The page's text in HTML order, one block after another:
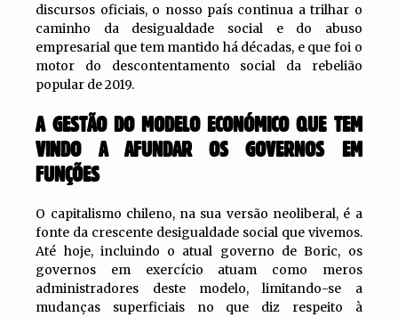
discursos oficiais, o nosso país continua a trilhar o
caminho da desigualdade social e do abuso
empresarial que tem mantido há décadas, e que foi o
motor do descontentamento social da rebelião
popular de 2019.
A GESTÃO DO MODELO ECONÓMICO QUE TEM
VINDO A AFUNDAR OS GOVERNOS EM
FUNÇÕES
O capitalismo chileno, na sua versão neoliberal, é a
fonte da crescente desigualdade social que vivemos.
Até hoje, incluindo o atual governo de Boric, os
governos em exercício atuam como meros
administradores deste modelo, limitando-se a
mudanças superficiais no que diz respeito à